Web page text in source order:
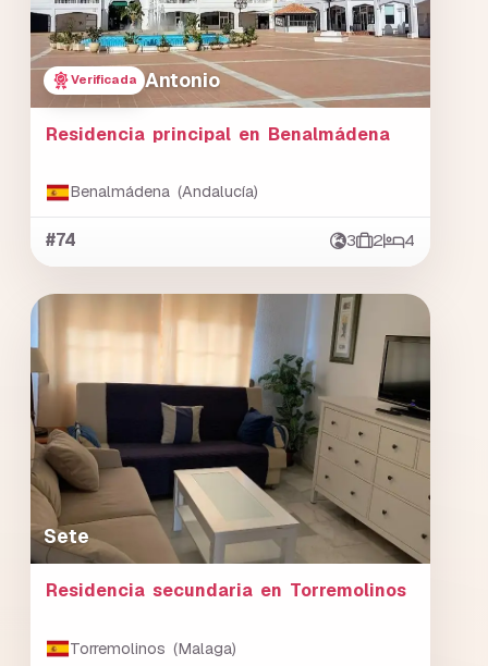
Verificada Antonio
Residencia principal en Benalmádena
Benalmádena (Andalucía)
#74 3 2 4
Sete
Residencia secundaria en Torremolinos
Torremolinos (Malaga)